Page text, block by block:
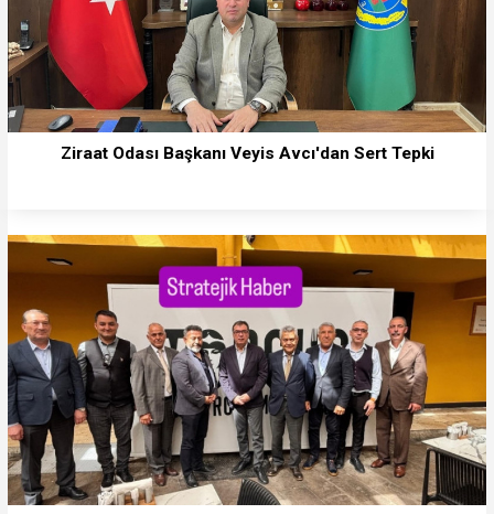
Ziraat Odası Başkanı Veyis Avcı'dan Sert Tepki